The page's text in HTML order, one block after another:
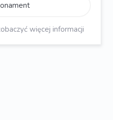
więcej informacji